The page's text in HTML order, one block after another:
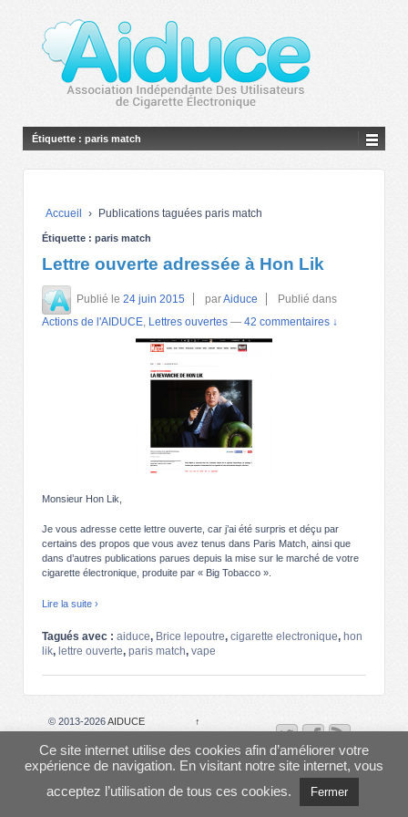
Étiquette : paris match
Accueil › Publications taguées paris match
Étiquette : paris match
Lettre ouverte adressée à Hon Lik
Publié le 24 juin 2015 parAiduce
Publié dans
Actions de l'AIDUCE, Lettres ouvertes — 42 commentaires ↓
Monsieur Hon Lik,
Je vous adresse cette lettre ouverte, car j’ai été surpris et déçu par
certains des propos que vous avez tenus dans Paris Match, ainsi que
dans d’autres publications parues depuis la mise sur le marché de votre
cigarette électronique, produite par « Big Tobacco ».
Lire la suite ›
Tagués avec : aiduce, Brice lepoutre, cigarette electronique, hon
lik, lettre ouverte, paris match, vape
© 2013-2026AIDUCE ↑
Ce site internet utilise des cookies afin d’améliorer votre
expérience de navigation. En visitant notre site internet, vous
acceptez l’utilisation de tous ces cookies.
Fermer